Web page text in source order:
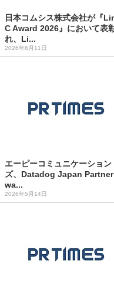
日本コムシス株式会社が『
C Award 2026』において表
れ、Li...
2026年6月11日
エーピーコミュニケーション
ズ、Datadog Japan
wa...
2026年5月14日